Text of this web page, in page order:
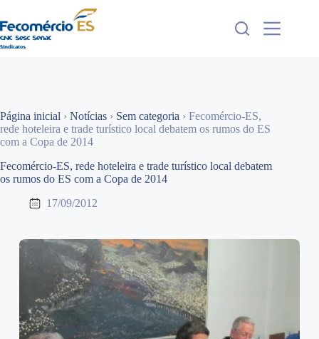
para
o
conteúdo
Página inicial › Notícias › Sem categoria › Fecomércio-ES,
rede hoteleira e trade turístico local debatem os rumos do ES
com a Copa de 2014
Fecomércio-ES, rede hoteleira e trade turístico local debatem
os rumos do ES com a Copa de 2014
17/09/2012